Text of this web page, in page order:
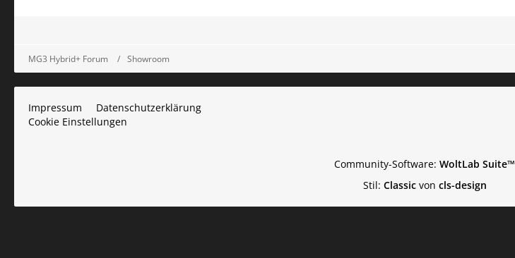
MG3 Hybrid+ Forum Showroom
Impressum
Datenschutzerklärung
Cookie Einstellungen
Community-Software: WoltLab Suite™
Stil: Classicvon cls-design